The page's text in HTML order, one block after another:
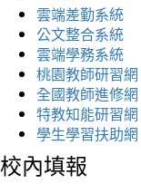
雲端差勤系統
公文整合系統
雲端學務系統
桃園教師研習網
全國教師進修網
特教知能研習網
學生學習扶助網
校內填報